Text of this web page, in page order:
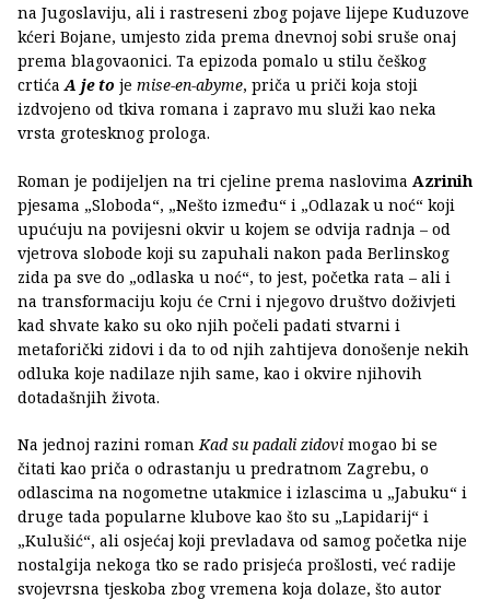
na Jugoslaviju, ali i rastreseni zbog pojave lijepe Kuduzove
kćeri Bojane, umjesto zida prema dnevnoj sobi sruše onaj
prema blagovaonici. Ta epizoda pomalo u stilu češkog
crtića A je to je mise-en-abyme, priča u priči koja stoji
izdvojeno od tkiva romana i zapravo mu služi kao neka
vrsta grotesknog prologa.
Roman je podijeljen na tri cjeline prema naslovima Azrinih
pjesama „Sloboda“, „Nešto između“ i „Odlazak u noć“ koji
upućuju na povijesni okvir u kojem se odvija radnja – od
vjetrova slobode koji su zapuhali nakon pada Berlinskog
zida pa sve do „odlaska u noć“, to jest, početka rata – ali i
na transformaciju koju će Crni i njegovo društvo doživjeti
kad shvate kako su oko njih počeli padati stvarni i
metaforički zidovi i da to od njih zahtijeva donošenje nekih
odluka koje nadilaze njih same, kao i okvire njihovih
dotadašnjih života.
Na jednoj razini roman Kad su padali zidovi mogao bi se
čitati kao priča o odrastanju u predratnom Zagrebu, o
odlascima na nogometne utakmice i izlascima u „Jabuku“ i
druge tada popularne klubove kao što su „Lapidarij“ i
„Kulušić“, ali osjećaj koji prevladava od samog početka nije
nostalgija nekoga tko se rado prisjeća prošlosti, već radije
svojevrsna tjeskoba zbog vremena koja dolaze, što autor